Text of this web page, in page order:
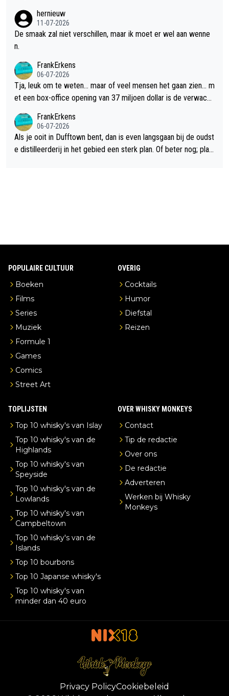
hernieuw
11-07-2026
De smaak zal niet verschillen, maar ik moet er wel aan wenne
n.
FrankErkens
06-07-2026
Tja, leuk om te weten... maar of veel mensen het gaan zien... m
et een box-office opening van 37 miljoen dollar is de verwacht
FrankErkens
06-07-2026
Als je ooit in Dufftown bent, dan is even langsgaan bij de oudst
e distilleerderij in het gebied een sterk plan. Of beter nog; plan
POPULAIRE CULTUUR
Boeken
Films
Series
Muziek
Formule 1
Games
Comics
Street Art
OVERIG
Cocktails
Humor
Diefstal
Reizen
TOPLIJSTEN
Top 10 whisky's van Islay
Top 10 whisky's van de
Highlands
Top 10 whisky's van
Speyside
Top 10 whisky's van de
Lowlands
Top 10 whisky's van
Campbeltown
Top 10 whisky's van de
Islands
Top 10 bourbons
Top 10 Japanse whisky's
Top 10 whisky's van
minder dan 40 euro
OVER WHISKY MONKEYS
Contact
Tip de redactie
Over ons
De redactie
Adverteren
Werken bij Whisky
Monkeys
Privacy PolicyCookiebeleid